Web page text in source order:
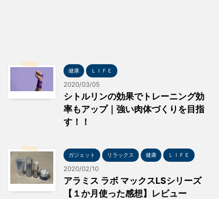
健康 ＬＩＦＥ
2020/03/05
シトルリンの効果でトレーニング効
率もアップ｜強い肉体づくりを目指
す！！
ガジェット リラックス 健康 ＬＩＦＥ
2020/02/10
アラミス ラボ マックスLSシリーズ
【１か月使った感想】レビュー